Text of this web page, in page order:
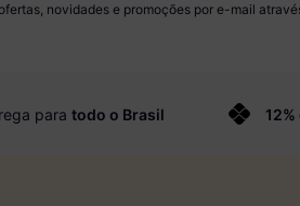
novidades e promoções por e-mail
paratodo o Brasil